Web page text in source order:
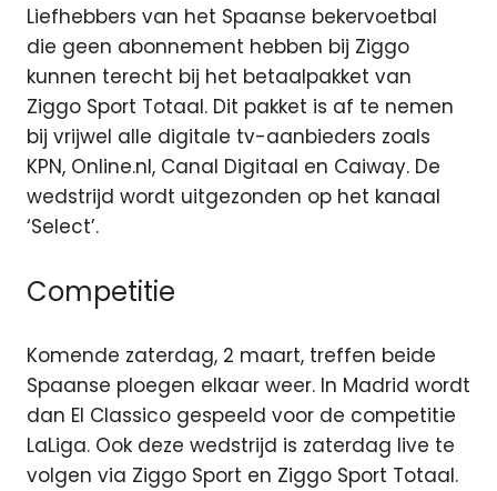
Liefhebbers van het Spaanse bekervoetbal
die geen abonnement hebben bij Ziggo
kunnen terecht bij het betaalpakket van
Ziggo Sport Totaal. Dit pakket is af te nemen
bij vrijwel alle digitale tv-aanbieders zoals
KPN, Online.nl, Canal Digitaal en Caiway. De
wedstrijd wordt uitgezonden op het kanaal
‘Select’.
Competitie
Komende zaterdag, 2 maart, treffen beide
Spaanse ploegen elkaar weer. In Madrid wordt
dan El Classico gespeeld voor de competitie
LaLiga. Ook deze wedstrijd is zaterdag live te
volgen via Ziggo Sport en Ziggo Sport Totaal.